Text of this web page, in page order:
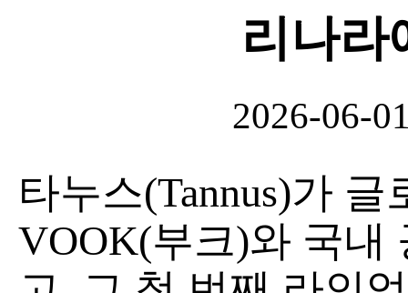
리나라
2026-06-
타누스(Tannus)가
VOOK(부크)와 국내